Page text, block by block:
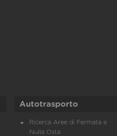
Autotrasporto
Ricerca Aree di Fermata e
Nulla Osta